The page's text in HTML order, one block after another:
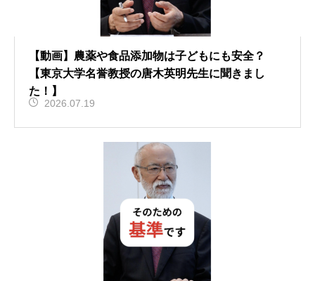
【動画】農薬や食品添加物は子どもにも安全？
【東京大学名誉教授の唐木英明先生に聞きまし
た！】
2026.07.19